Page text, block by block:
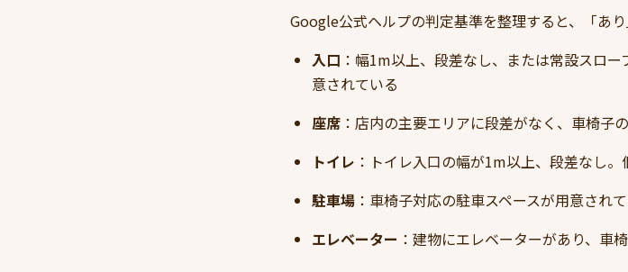
Google公式ヘルプの判定基準を整理すると、「あ
入口 ：幅1m以上、段差なし、または常設スロ
意されている
座席 ：店内の主要エリアに段差がなく、車椅子
トイレ ：トイレ入口の幅が1m以上、段差なし
駐車場 ：車椅子対応の駐車スペースが用意され
エレベーター ：建物にエレベーターがあり、車